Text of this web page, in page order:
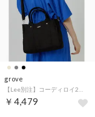
grove
￥4,479